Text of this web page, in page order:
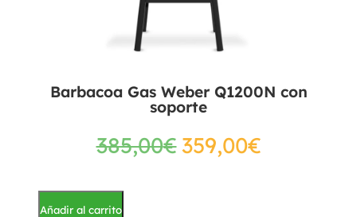
Barbacoa Gas Weber Q1200N con
soporte
385,00€359,00€
Añadir al carrito